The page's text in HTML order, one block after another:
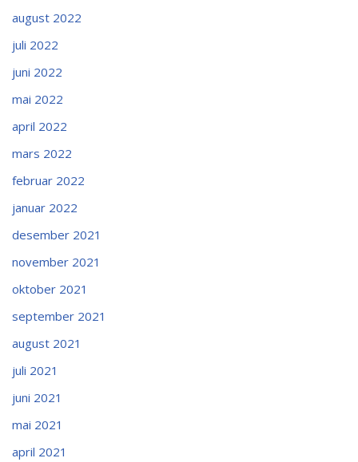
august 2022
juli 2022
juni 2022
mai 2022
april 2022
mars 2022
februar 2022
januar 2022
desember 2021
november 2021
oktober 2021
september 2021
august 2021
juli 2021
juni 2021
mai 2021
april 2021